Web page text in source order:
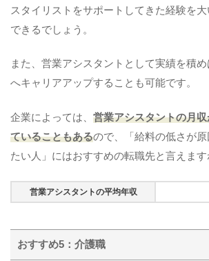
スタイリストをサポートしてきた経験を
できるでしょう。
また、営業アシスタントとして実績を積
へキャリアアップすることも可能です。
企業によっては、 営業アシスタントの月
ていることもあるので、「給料の低さが
たい人」にはおすすめの転職先と言えます
営業アシスタントの平均年収
おすすめ5：介護職